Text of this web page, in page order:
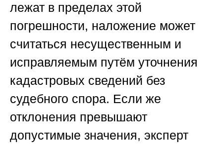
лежат в пределах этой
погрешности, наложение может
считаться несущественным и
исправляемым путём уточнения
кадастровых сведений без
судебного спора. Если же
отклонения превышают
допустимые значения, эксперт